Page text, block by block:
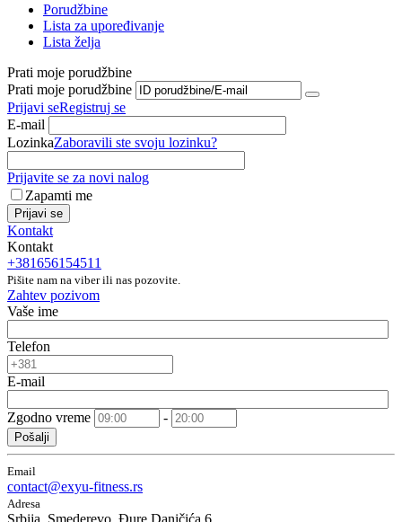
Porudžbine
Lista za upoređivanje
Lista želja
Prati moje porudžbine
Prati moje porudžbine
Prijavi seRegistruj se
E-mail
LozinkaZaboravili ste svoju lozinku?
Prijavite se za novi nalog
Zapamti me
Prijavi se
Kontakt
Kontakt
+381656154511
Pišite nam na viber ili nas pozovite.
Zahtev pozivom
Vaše ime
Telefon
E-mail
Zgodno vreme -
Pošalji
Email
contact@exyu-fitness.rs
Adresa
Srbija, Smederevo, Đure Daničića 6